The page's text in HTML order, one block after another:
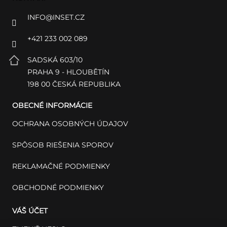
INFO@INSET.CZ
+421 233 002 089
SADSKÁ 603/10
PRAHA 9 - HLOUBĚTÍN
198 00 ČESKÁ REPUBLIKA
OBECNÉ INFORMÁCIE
OCHRANA OSOBNÝCH ÚDAJOV
SPÔSOB RIEŠENIA SPOROV
REKLAMAČNÉ PODMIENKY
OBCHODNÉ PODMIENKY
VÁŠ ÚČET